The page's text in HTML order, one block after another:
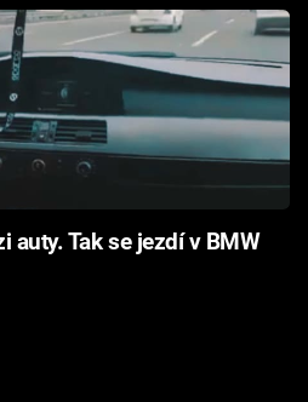
auty. Tak se jezdí v BMW